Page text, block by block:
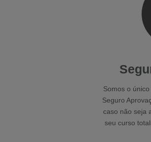
Somos o
Seguro
caso não seja
seu curso